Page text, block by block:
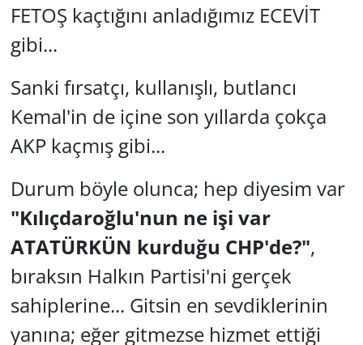
FETOŞ kaçtığını anladığımız ECEVİT
gibi...
Sanki fırsatçı, kullanışlı, butlancı
Kemal'in de içine son yıllarda çokça
AKP kaçmış gibi...
Durum böyle olunca; hep diyesim var
"Kılıçdaroğlu'nun ne işi var
ATATÜRKÜN kurduğu CHP'de?",
bıraksın Halkın Partisi'ni gerçek
sahiplerine... Gitsin en sevdiklerinin
yanına; eğer gitmezse hizmet ettiği